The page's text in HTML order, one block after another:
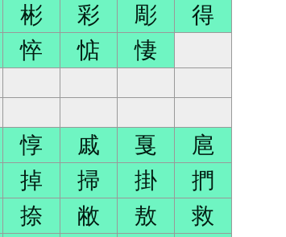
彬 彩 彫 得
悴 惦 悽
惇 戚 戛 扈
掉 掃 掛 捫
捺 敝 敖 救